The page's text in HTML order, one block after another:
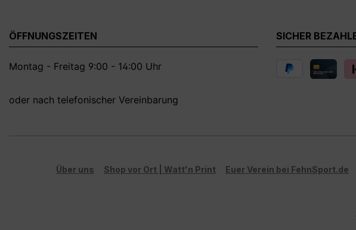
ÖFFNUNGSZEITEN
Montag - Freitag 9:00 - 14:00 Uhr
oder nach telefonischer Vereinbarung
SICHER
Über uns Shop vor Ort | Watt'n Print Euer Verein bei FehnSport.de